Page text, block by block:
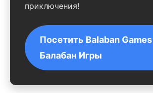
приключения!
Посетить Balaban Games |
Балабан Игры